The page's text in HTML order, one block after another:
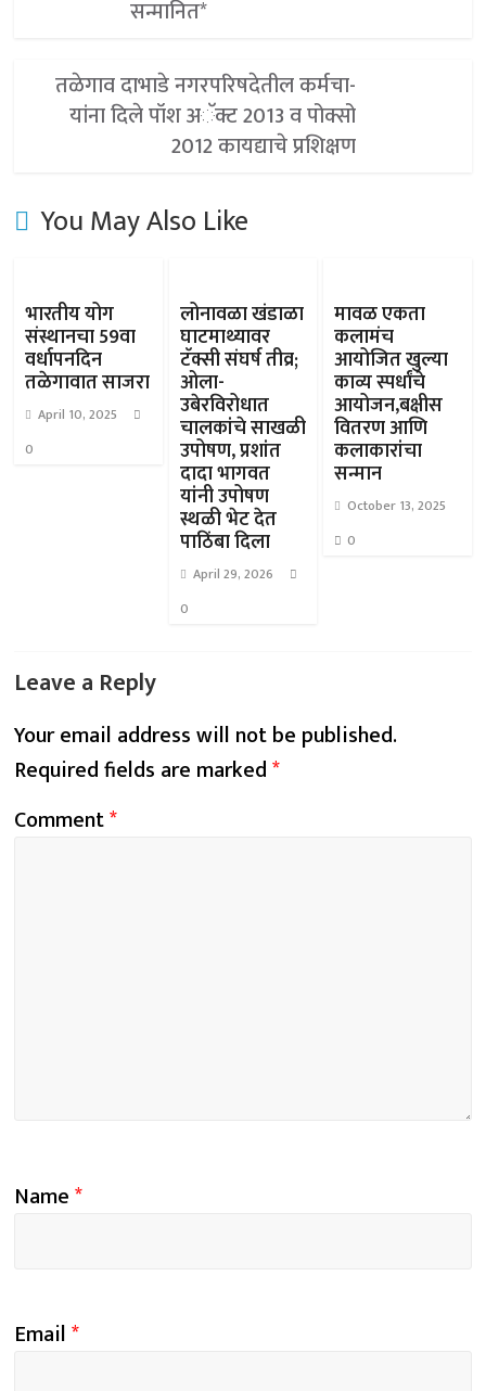
सन्मानित*
तळेगाव दाभाडे नगरपरिषदेतील कर्मचा-
यांना दिले पॉश अॅक्ट 2013 व पोक्सो
2012 कायद्याचे प्रशिक्षण
You May Also Like
भारतीय योग
संस्थानचा 59वा
वर्धापनदिन
तळेगावात साजरा
April 10, 2025
0
लोनावळा खंडाळा
घाटमाथ्यावर
टॅक्सी संघर्ष तीव्र;
ओला-
उबेरविरोधात
चालकांचे साखळी
उपोषण, प्रशांत
दादा भागवत
यांनी उपोषण
स्थळी भेट देत
पाठिंबा दिला
April 29, 2026
0
मावळ एकता
कलामंच
आयोजित खुल्या
काव्य स्पर्धांचे
आयोजन,बक्षीस
वितरण आणि
कलाकारांचा
सन्मान
October 13, 2025
0
Leave a Reply
Your email address will not be published.
Required fields are marked*
Comment*
Name*
Email*